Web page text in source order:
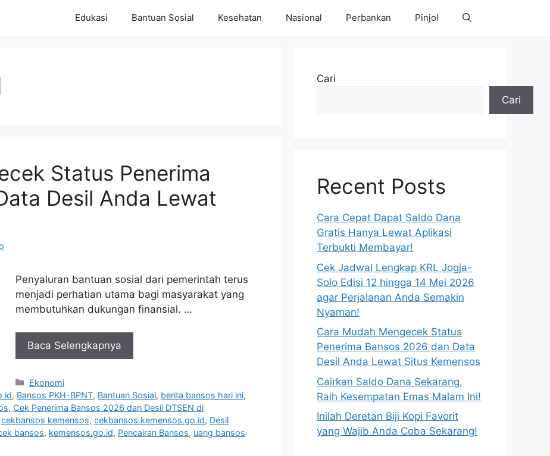
Edukasi Bantuan Sosial Kesehatan Nasional Perbankan Pinjol
Status Penerima
Desil Anda Lewat
Penyaluran bantuan sosial dari pemerintah terus
menjadi perhatian utama bagi masyarakat yang
membutuhkan dukungan finansial. …
Baca Selengkapnya
Kategori
Ekonomi
id, Bansos PKH-BPNT, Bantuan Sosial, berita bansos hari ini,
, Cek Penerima Bansos 2026 dan Desil DTSEN di
cekbansos kemensos, cekbansos.kemensos.go.id, Desil
bansos, kemensos.go.id, Pencairan Bansos, uang bansos
Cari
Cari
Recent Posts
Cara Cepat Dapat Saldo Dana
Gratis Hanya Lewat Aplikasi
Terbukti Membayar!
Cek Jadwal Lengkap KRL Jogja-
Solo Edisi 12 hingga 14 Mei 2026
agar Perjalanan Anda Semakin
Nyaman!
Cara Mudah Mengecek Status
Penerima Bansos 2026 dan Data
Desil Anda Lewat Situs Kemensos
Cairkan Saldo Dana Sekarang,
Raih Kesempatan Emas Malam Ini!
Inilah Deretan Biji Kopi Favorit
yang Wajib Anda Coba Sekarang!